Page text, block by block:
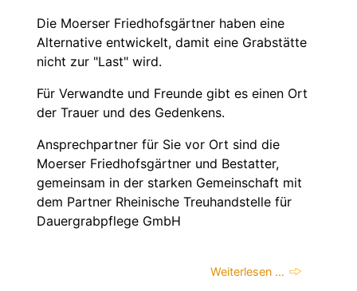
Die Moerser Friedhofsgärtner haben eine
Alternative entwickelt, damit eine Grabstätte
nicht zur "Last" wird.
Für Verwandte und Freunde gibt es einen Ort
der Trauer und des Gedenkens.
Ansprechpartner für Sie vor Ort sind die
Moerser Friedhofsgärtner und Bestatter,
gemeinsam in der starken Gemeinschaft mit
dem Partner Rheinische Treuhandstelle für
Dauergrabpflege GmbH
Weiterlesen …